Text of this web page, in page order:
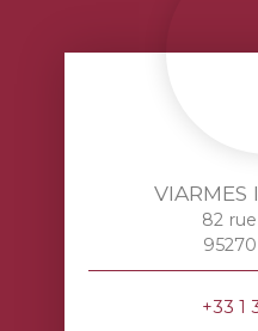
VIARMES
82
+33 1